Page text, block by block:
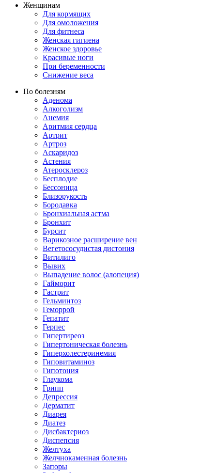
Женщинам
Для кормящих
Для омоложения
Для фитнеса
Женская гигиена
Женское здоровье
Красивые ноги
При беременности
Снижение веса
По болезням
Аденома
Алкоголизм
Анемия
Аритмия сердца
Артрит
Артроз
Аскаридоз
Астения
Атеросклероз
Бесплодие
Бессоница
Близорукость
Бородавка
Бронхиальная астма
Бронхит
Бурсит
Варикозное расширение вен
Вегетососудистая дистония
Витилиго
Вывих
Выпадение волос (алопеция)
Гайморит
Гастрит
Гельминтоз
Геморрой
Гепатит
Герпес
Гипертиреоз
Гипертоническая болезнь
Гиперхолестеринемия
Гиповитаминоз
Гипотония
Глаукома
Грипп
Депрессия
Дерматит
Диарея
Диатез
Дисбактериоз
Диспепсия
Желтуха
Желчнокаменная болезнь
Запоры